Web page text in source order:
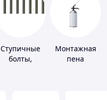
Ступичные
болты,
Монтажная
пена